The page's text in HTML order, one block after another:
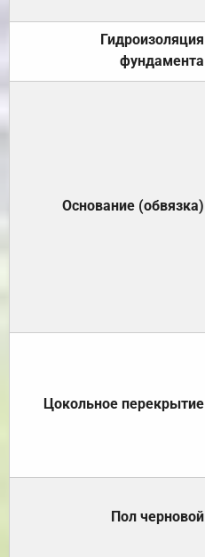
Гидроизоляция
фундамента
Основание (обвязка)
Цокольное перекрытие
Пол черновой